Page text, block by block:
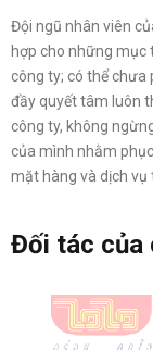
Đội ngũ nhân viên
hợp cho những mục
công ty; có thể chưa
đầy quyết tâm luôn
công ty, không
của mình nhằm
mặt hàng và dịch vụ
Đối tác của